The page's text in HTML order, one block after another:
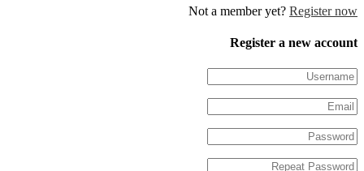
Not a member yet?
Register a new